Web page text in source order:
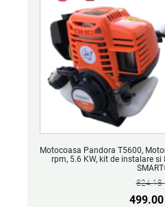
Motocoasa Pandora T5600,
rpm, 5.6 KW, kit de instalare si
824.18
Prețul
499.00